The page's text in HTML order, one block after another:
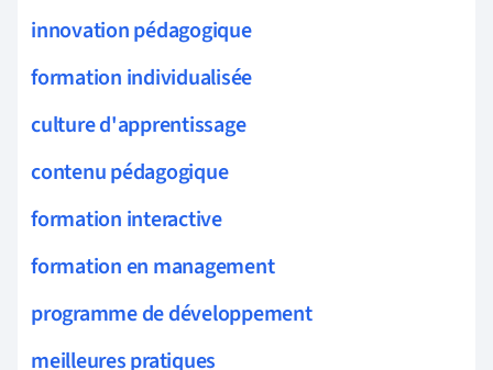
innovation pédagogique
formation individualisée
culture d'apprentissage
contenu pédagogique
formation interactive
formation en management
programme de développement
meilleures pratiques